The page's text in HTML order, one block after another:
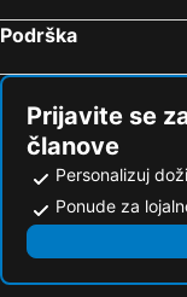
Podrška
Prijavite se
članove
Personalizuj
Ponude za